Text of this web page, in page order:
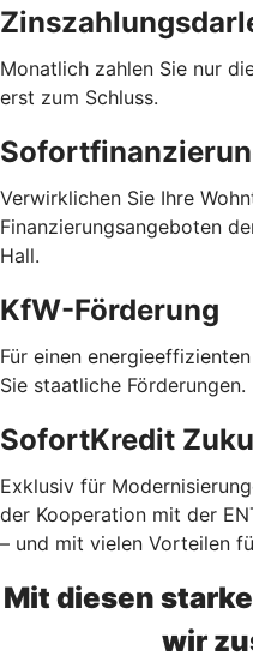
Monatlich zahlen Sie nur
erst zum Schluss.
Verwirklichen Sie Ihre
Finanzierungsangeboten
Hall.
KfW-Förderung
Für einen
Sie staatliche Förderungen.
SofortKredit
Exklusiv für
der Kooperation mit der
– und mit vielen Vorteilen
Mit diesen
wir